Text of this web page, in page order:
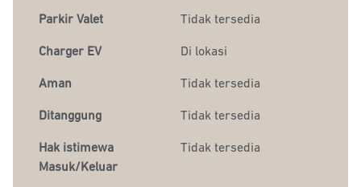
Parkir Valet Tidak tersedia
Charger EV Di lokasi
Aman Tidak tersedia
Ditanggung Tidak tersedia
Hak istimewa
Masuk/Keluar
Tidak tersedia